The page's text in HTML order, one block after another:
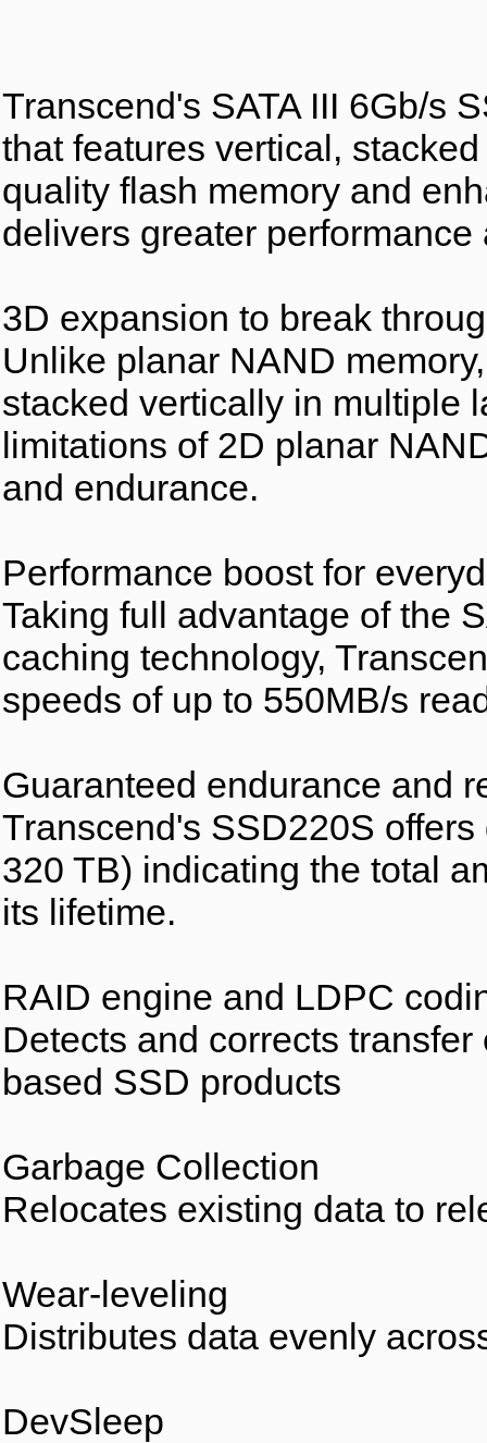
Transcend's SATA III 6Gb/s
that features vertical,
quality flash memory and
delivers greater performance
3D expansion to break
Unlike planar NAND
stacked vertically in multiple
limitations of 2D planar
and endurance.
Performance boost for
Taking full advantage of the
caching technology,
speeds of up to 550MB/s
Guaranteed endurance and
Transcend's SSD220S
320 TB) indicating the total
its lifetime.
RAID engine and LDPC
Detects and corrects
based SSD products
Garbage Collection
Relocates existing data to
Wear-leveling
Distributes data evenly
DevSleep